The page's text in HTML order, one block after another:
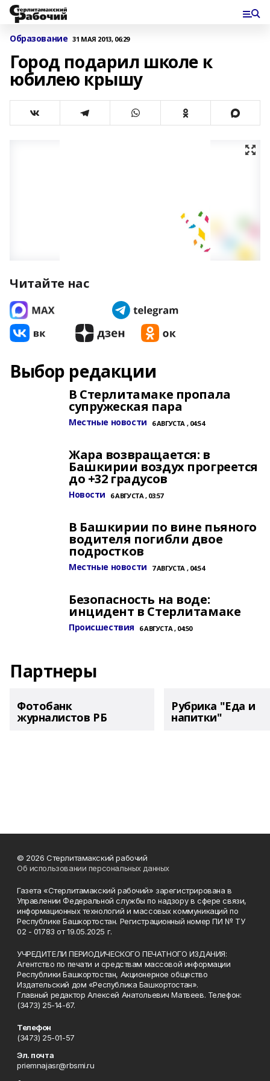
Образование 31 МАЯ 2013, 06:29
Город подарил школе к
юбилею крышу
Читайте нас
Выбор редакции
В Стерлитамаке пропала
супружеская пара
Местные новости 6 АВГУСТА , 04:54
Жара возвращается: в
Башкирии воздух прогреется
до +32 градусов
Новости 6 АВГУСТА , 03:57
В Башкирии по вине пьяного
водителя погибли двое
подростков
Местные новости 7 АВГУСТА , 04:54
Безопасность на воде:
инцидент в Стерлитамаке
Происшествия 6 АВГУСТА , 04:50
Партнеры
Фотобанк
журналистов РБ
Рубрика "Еда и
напитки"
© 2026 Стерлитамакский рабочий
Об использовании персональных данных
Газета «Стерлитамакский рабочий» зарегистрирована в
Управлении Федеральной службы по надзору в сфере связи,
информационных технологий и массовых коммуникаций по
Республике Башкортостан. Регистрационный номер ПИ № ТУ
02 - 01783 от 19.05.2025 г.
УЧРЕДИТЕЛИ ПЕРИОДИЧЕСКОГО ПЕЧАТНОГО ИЗДАНИЯ:
Агентство по печати и средствам массовой информации
Республики Башкортостан, Акционерное общество
Издательский дом «Республика Башкортостан».
Главный редактор Алексей Анатольевич Матвеев. Телефон:
(3473) 25-14-67.
Телефон
(3473) 25-01-57
Эл. почта
priemnajasr@rbsmi.ru